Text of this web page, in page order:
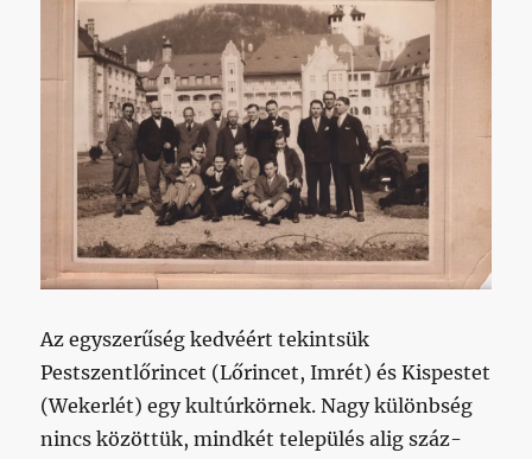
Az egyszerűség kedvéért tekintsük
Pestszentlőrincet (Lőrincet, Imrét) és Kispestet
(Wekerlét) egy kultúrkörnek. Nagy különbség
nincs közöttük, mindkét település alig száz-